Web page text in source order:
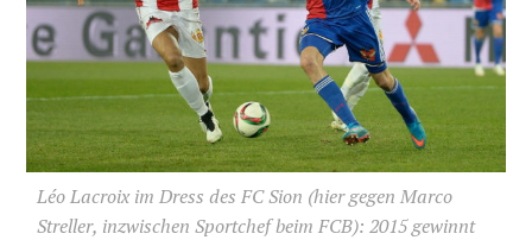
Léo Lacroix im Dress des FC Sion (hier gegen Marco
Streller, inzwischen Sportchef beim FCB): 2015 gewinnt